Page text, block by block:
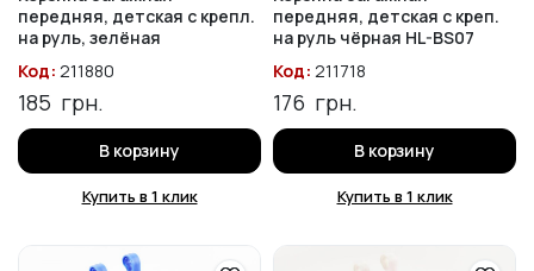
передняя, детская с крепл.
на руль, зелёная
Код: 211880
185 грн.
В корзину
Купить в 1 клик
передняя, детская с креп.
на руль чёрная HL-BS07
Код: 211718
176 грн.
В корзину
Купить в 1 клик